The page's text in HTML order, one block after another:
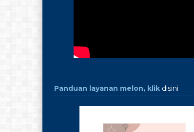
Panduan layanan melon, klik disini